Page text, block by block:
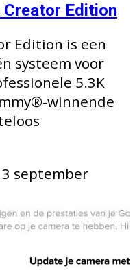
Creator Edition
Edition is een
systeem voor
5.3K
winnende
september